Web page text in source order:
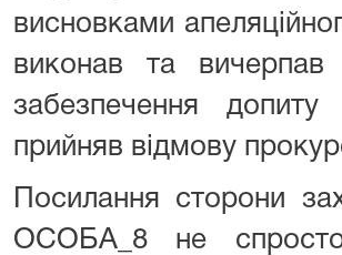
висновками
виконав та вичерпав
забезпечення
прийняв відмову
Посилання сторони
ОСОБА_8 не